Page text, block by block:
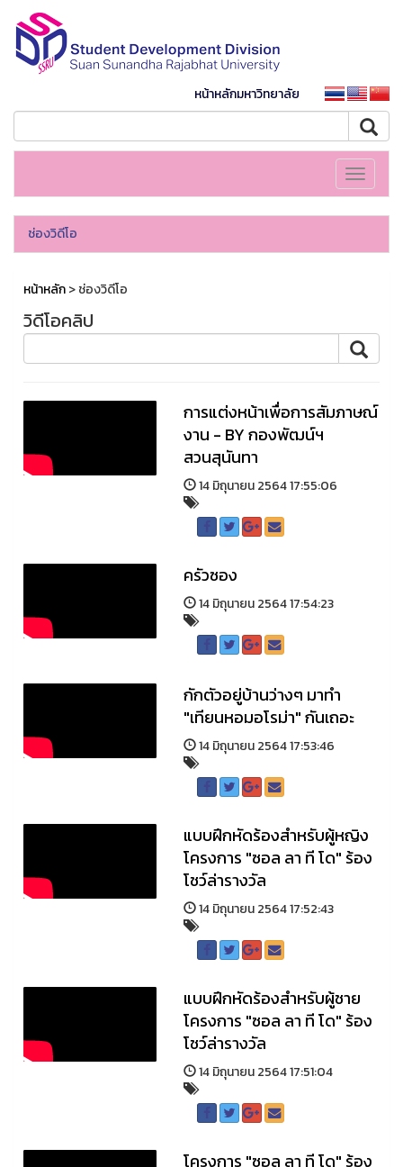
หน้าหลักมหาวิทยาลัย
Toggle
ช่องวิดีโอ
หน้าหลัก> ช่องวิดีโอ
วิดีโอคลิป
การแต่งหน้าเพื่อการสัมภาษณ์
งาน - BY กองพัฒน์ฯ
สวนสุนันทา
14 มิถุนายน 2564 17:55:06
ครัวซอง
14 มิถุนายน 2564 17:54:23
กักตัวอยู่บ้านว่างๆ มาทำ
"เทียนหอมอโรม่า" กันเถอะ
14 มิถุนายน 2564 17:53:46
แบบฝึกหัดร้องสำหรับผู้หญิง
โครงการ "ซอล ลา ที โด" ร้อง
โชว์ล่ารางวัล
14 มิถุนายน 2564 17:52:43
แบบฝึกหัดร้องสำหรับผู้ชาย
โครงการ "ซอล ลา ที โด" ร้อง
โชว์ล่ารางวัล
14 มิถุนายน 2564 17:51:04
โครงการ "ซอล ลา ที โด" ร้อง